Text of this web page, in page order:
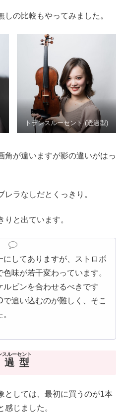
の比較もやってみました。
トランスルーセント (透過型)
角が違いますが影の違いがはっ
ラなしだとくっきり。
と出ています。
にしてありますが、ストロボ
味が若干変わっています。
ビンを合わせるべきです
追い込むのが難しく、そこ
過型
スルーセント
としては、最初に買うのが1本
感じました。